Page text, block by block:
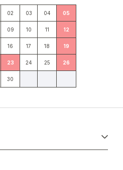
02 03 04 05
09 10 11 12
16 17 18 19
23 24 25 26
30